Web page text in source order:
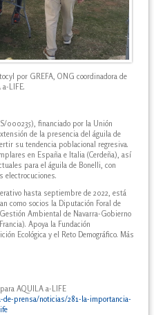
por GREFA, ONG coordinadora de
LIFE.
000235), financiado por la Unión
de la presencia del águila de
su tendencia poblacional regresiva.
en España e Italia (Cerdeña), así
para el águila de Bonelli, con
electrocuciones.
hasta septiembre de 2022, está
como socios la Diputación Foral de
Ambiental de Navarra-Gobierno
Apoya la Fundación
Ecológica y el Reto Demográfico. Más
AQUILA a-LIFE
prensa/noticias/281-la-importancia-